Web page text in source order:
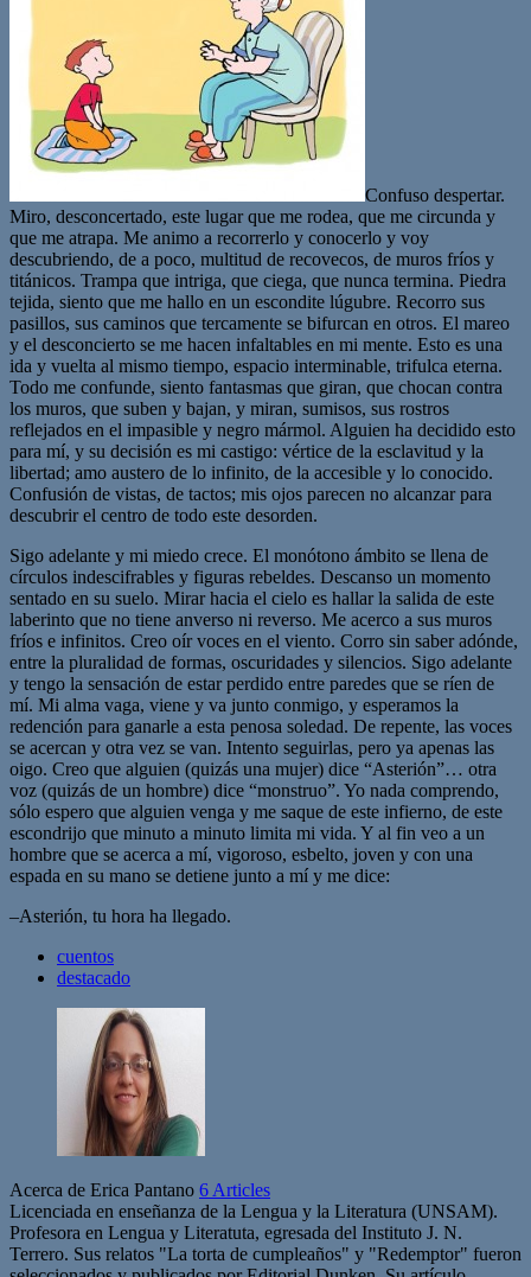
Confuso despertar.
Miro, desconcertado, este lugar que me rodea, que me circunda y
que me atrapa. Me animo a recorrerlo y conocerlo y voy
descubriendo, de a poco, multitud de recovecos, de muros fríos y
titánicos. Trampa que intriga, que ciega, que nunca termina. Piedra
tejida, siento que me hallo en un escondite lúgubre. Recorro sus
pasillos, sus caminos que tercamente se bifurcan en otros. El mareo
y el desconcierto se me hacen infaltables en mi mente. Esto es una
ida y vuelta al mismo tiempo, espacio interminable, trifulca eterna.
Todo me confunde, siento fantasmas que giran, que chocan contra
los muros, que suben y bajan, y miran, sumisos, sus rostros
reflejados en el impasible y negro mármol. Alguien ha decidido esto
para mí, y su decisión es mi castigo: vértice de la esclavitud y la
libertad; amo austero de lo infinito, de la accesible y lo conocido.
Confusión de vistas, de tactos; mis ojos parecen no alcanzar para
descubrir el centro de todo este desorden.
Sigo adelante y mi miedo crece. El monótono ámbito se llena de
círculos indescifrables y figuras rebeldes. Descanso un momento
sentado en su suelo. Mirar hacia el cielo es hallar la salida de este
laberinto que no tiene anverso ni reverso. Me acerco a sus muros
fríos e infinitos. Creo oír voces en el viento. Corro sin saber adónde,
entre la pluralidad de formas, oscuridades y silencios. Sigo adelante
y tengo la sensación de estar perdido entre paredes que se ríen de
mí. Mi alma vaga, viene y va junto conmigo, y esperamos la
redención para ganarle a esta penosa soledad. De repente, las voces
se acercan y otra vez se van. Intento seguirlas, pero ya apenas las
oigo. Creo que alguien (quizás una mujer) dice “Asterión”… otra
voz (quizás de un hombre) dice “monstruo”. Yo nada comprendo,
sólo espero que alguien venga y me saque de este infierno, de este
escondrijo que minuto a minuto limita mi vida. Y al fin veo a un
hombre que se acerca a mí, vigoroso, esbelto, joven y con una
espada en su mano se detiene junto a mí y me dice:
–Asterión, tu hora ha llegado.
cuentos
destacado
Acerca de Erica Pantano 6 Articles
Licenciada en enseñanza de la Lengua y la Literatura (UNSAM).
Profesora en Lengua y Literatuta, egresada del Instituto J. N.
Terrero. Sus relatos "La torta de cumpleaños" y "Redemptor" fueron